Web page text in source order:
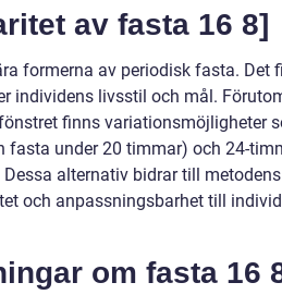
av fasta 16 8]
formerna av periodisk fasta. Det
individens livsstil och mål.
finns variationsmöjligheter
fasta under 20 timmar) och 24-
alternativ bidrar till metodens
och anpassningsbarhet till
om fasta 16